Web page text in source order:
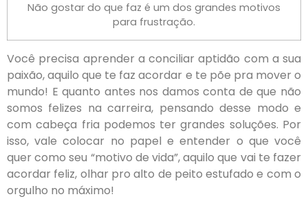
Não gostar do que faz é um dos grandes motivos
para frustração.
Você precisa aprender a conciliar aptidão com a sua
paixão, aquilo que te faz acordar e te põe pra mover o
mundo! E quanto antes nos damos conta de que não
somos felizes na carreira, pensando desse modo e
com cabeça fria podemos ter grandes soluções. Por
isso, vale colocar no papel e entender o que você
quer como seu “motivo de vida”, aquilo que vai te fazer
acordar feliz, olhar pro alto de peito estufado e com o
orgulho no máximo!